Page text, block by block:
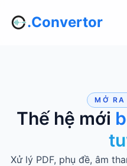
.Convertor
MỞ RA
Thế hệ mới
Xử lý PDF, phụ đề, âm